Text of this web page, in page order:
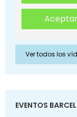
Ver todos los
EVENTOS